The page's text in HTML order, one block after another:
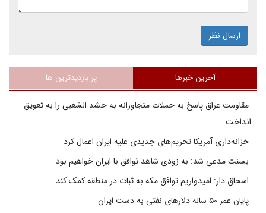
ارسال نظر
آخرین خبرها پر بازدیدترین ها
مقاومت عراق پاسخ به حملات متجاوزانه به حشد الشعبی را به تعویق
انداخت
خزانه‌داری آمریکا تحریم‌های جدیدی علیه ایران اعمال کرد
بسنت مدعی شد: به زودی شاهد توافق با ایران خواهیم بود
اسحاق دار: امیدواریم توافق مکه به ثبات در منطقه کمک کند
پایان عمر ۵۰ ساله دلارهای نفتی به دست ایران